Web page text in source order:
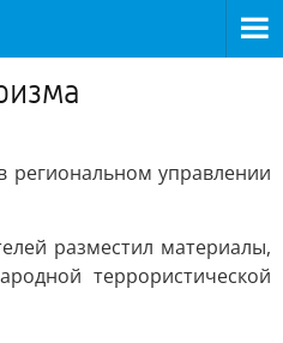
региональном управлении
разместил материалы,
террористической